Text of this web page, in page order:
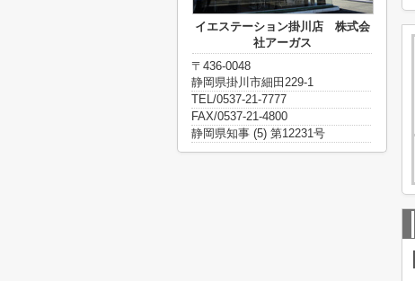
イエステーション掛川店 株式会
社アーガス
〒436-0048
静岡県掛川市細田229-1
TEL/0537-21-7777
FAX/0537-21-4800
静岡県知事 (5) 第12231号